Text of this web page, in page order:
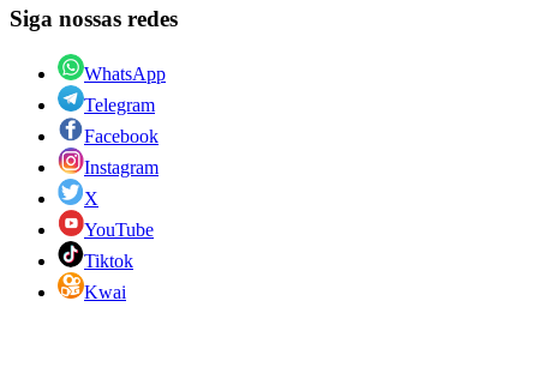
Siga nossas redes
WhatsApp
Telegram
Facebook
Instagram
X
YouTube
Tiktok
Kwai